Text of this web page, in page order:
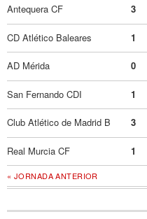
Antequera CF 3
CD Atlético Baleares 1
AD Mérida 0
San Fernando CDI 1
Club Atlético de Madrid B 3
Real Murcia CF 1
« JORNADA ANTERIOR